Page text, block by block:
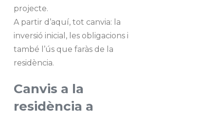
projecte.
A partir d’aquí, tot canvia: la
inversió inicial, les obligacions i
també l’ús que faràs de la
residència.
Canvis a la
residència a